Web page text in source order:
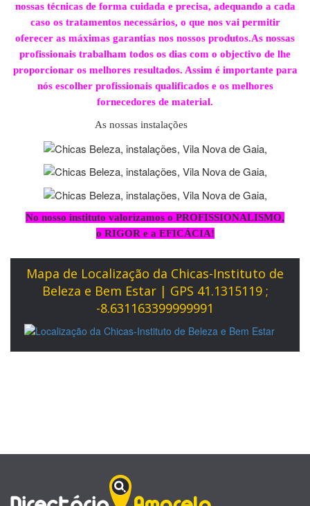
nossas técnicas de forma cuidada e precisa, adequando a cada
caso os tratamentos necessários, o que nos vai permitir
oferecer as máximas garantias nos nossos produtos.As nossas
profissionais trabalham todos os dias com o objectivo de lhe
proporcionar os melhores resultados. Assim é importante para
nós escolher profissionais qualificados e os melhores
fornecedores de material.
As nossas instalações
No nosso instituto valorizamos o PROFISSIONALISMO,
o RIGOR e a EFICÁCIA!
Mapa de Localização da Chicas-Instituto de
Beleza e Bem Estar | GPS 41.1315119 ;
-8.631163399999991